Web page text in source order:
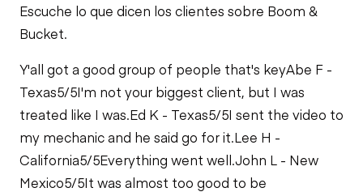
Escuche lo que dicen los clientes sobre Boom &
Bucket.
Y'all got a good group of people that's keyAbe F -
Texas5/5I'm not your biggest client, but I was
treated like I was.Ed K - Texas5/5I sent the video to
my mechanic and he said go for it.Lee H -
California5/5Everything went well.John L - New
Mexico5/5It was almost too good to be